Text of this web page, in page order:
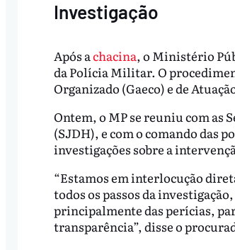
Investigação
Após achacina, o Ministério
da Polícia Militar. O
Organizado (Gaeco) e de
Ontem, o MP se reuniu com as
(SJDH), e com o comando das
investigações sobre a
“Estamos em interlocução
todos os passos da
principalmente das perícias,
transparência”, disse o